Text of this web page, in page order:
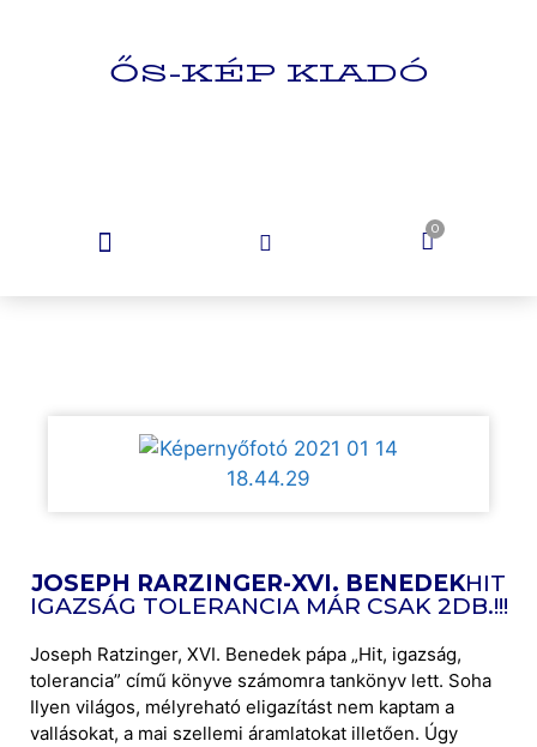
ŐS-KÉP KIADÓ
JOSEPH RARZINGER-XVI. BENEDEKHIT
IGAZSÁG TOLERANCIA MÁR CSAK 2DB.!!!
Joseph Ratzinger, XVI. Benedek pápa „Hit, igazság,
tolerancia” című könyve számomra tankönyv lett. Soha
Ilyen világos, mélyreható eligazítást nem kaptam a
vallásokat, a mai szellemi áramlatokat illetően. Úgy